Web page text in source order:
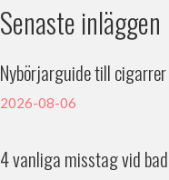
Senaste inläggen
Nybörjarguide till
2026-08-06
4 vanliga misstag vid